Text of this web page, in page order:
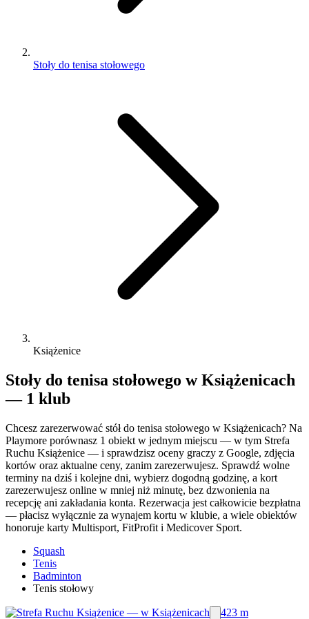
Stoły do tenisa stołowego
Książenice
Stoły do tenisa stołowego w Książenicach
— 1 klub
Chcesz zarezerwować stół do tenisa stołowego w Książenicach? Na
Playmore porównasz 1 obiekt w jednym miejscu — w tym Strefa
Ruchu Książenice — i sprawdzisz oceny graczy z Google, zdjęcia
kortów oraz aktualne ceny, zanim zarezerwujesz. Sprawdź wolne
terminy na dziś i kolejne dni, wybierz dogodną godzinę, a kort
zarezerwujesz online w mniej niż minutę, bez dzwonienia na
recepcję ani zakładania konta. Rezerwacja jest całkowicie bezpłatna
— płacisz wyłącznie za wynajem kortu w klubie, a wiele obiektów
honoruje karty Multisport, FitProfit i Medicover Sport.
Squash
Tenis
Badminton
Tenis stołowy
423 m